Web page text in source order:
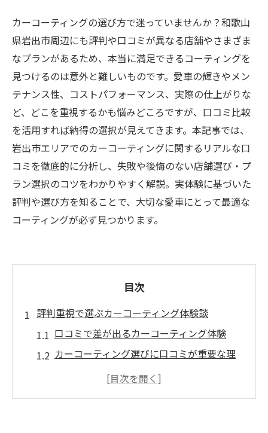
カーコーティングの選び方で迷っていませんか？和歌山
県岩出市周辺にも評判や口コミが異なる店舗やさまざま
なプランがあるため、本当に満足できるコーティングを
見つけるのは意外と難しいものです。愛車の輝きやメン
テナンス性、コストパフォーマンス、実際の仕上がりな
ど、どこを重視するかも悩みどころですが、口コミ比較
を活用すれば納得の選択が見えてきます。本記事では、
岩出市エリアでのカーコーティングに関するリアルな口
コミを徹底的に分析し、失敗や後悔のない店舗選び・プ
ラン選択のコツをわかりやすく解説。実体験に基づいた
評判や選び方を知ることで、大切な愛車にとって最適な
コーティングが必ず見つかります。
目次
評判重視で選ぶカーコーティング体験談
口コミで差が出るカーコーティング体験
カーコーティング選びに口コミが重要な理